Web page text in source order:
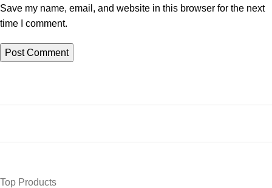
Save my name, email, and website in this browser for the next
time I comment.
Top Products